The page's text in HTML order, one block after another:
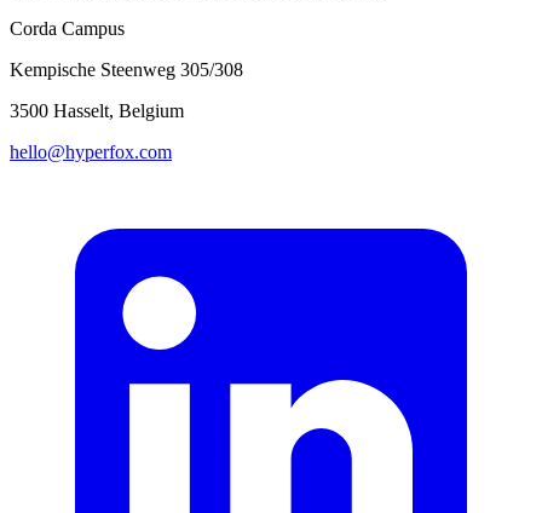
Corda Campus
Kempische Steenweg 305/308
3500 Hasselt, Belgium
hello@hyperfox.com